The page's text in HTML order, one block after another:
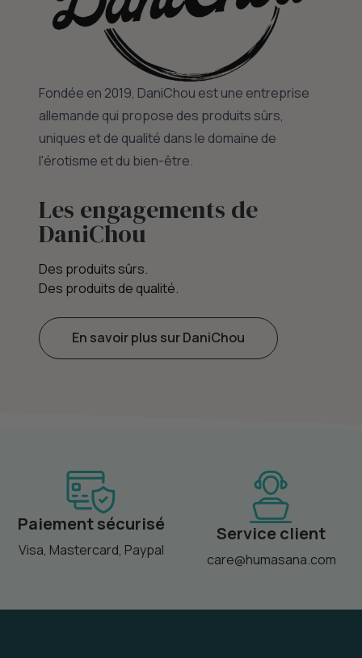
Fondée en 2019, DaniChou est une entreprise
allemande qui propose des produits sûrs,
uniques et de qualité dans le domaine de
l'érotisme et du bien-être.
Les engagements de
DaniChou
Des produits sûrs.
Des produits de qualité.
En savoir plus sur DaniChou
Paiement sécurisé
Visa, Mastercard, Paypal
Service client
care@humasana.com